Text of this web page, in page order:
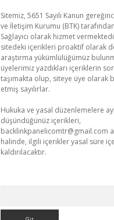
Sitemiz, 5651 Sayılı Kanun
ve İletişim Kurumu (BTK)
Sağlayıcı olarak hizmet
sitedeki içerikleri proaktif olarak
araştırma yükümlülüğümüz
üyelerimiz yazdıkları içeriklerin
taşımakta olup, siteye üye olarak
etmiş sayılırlar.
Hukuka ve yasal düzenlemelere
düşündüğünüz içerikleri,
backlinkpanelicomtr@gmail.com
halinde, ilgili içerikler yasal süre
kaldırılacaktır.